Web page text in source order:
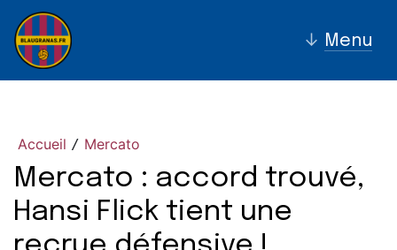
↓ Menu
Accueil / Mercato
Mercato : accord trouvé,
Hansi Flick tient une